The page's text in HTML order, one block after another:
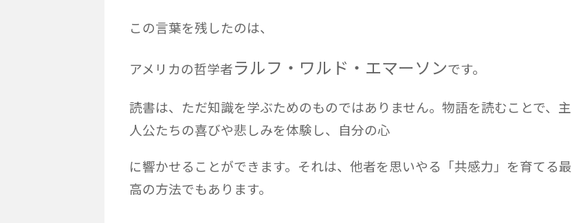
この言葉を残したのは、
アメリカの哲学者ラルフ・ワルド・エマーソンです。
読書は、ただ知識を学ぶためのものではありません。物語を読むことで、主
人公たちの喜びや悲しみを体験し、自分の心
に響かせることができます。それは、他者を思いやる「共感力」を育てる最
高の方法でもあります。